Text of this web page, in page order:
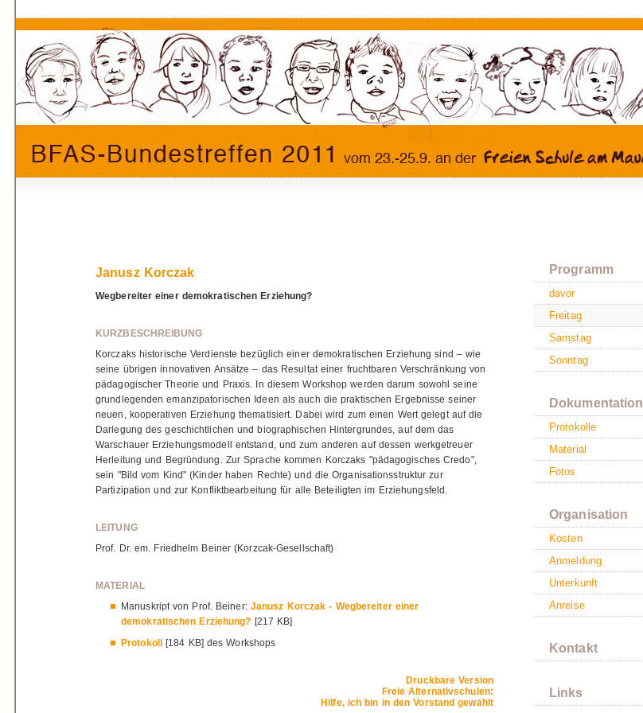
Janusz Korczak
Wegbereiter einer demokratischen Erziehung?
KURZBESCHREIBUNG
Korczaks historische Verdienste bezüglich einer demokratischen Erziehung sind – wie
seine übrigen innovativen Ansätze – das Resultat einer fruchtbaren Verschränkung von
pädagogischer Theorie und Praxis. In diesem Workshop werden darum sowohl seine
grundlegenden emanzipatorischen Ideen als auch die praktischen Ergebnisse seiner
neuen, kooperativen Erziehung thematisiert. Dabei wird zum einen Wert gelegt auf die
Darlegung des geschichtlichen und biographischen Hintergrundes, auf dem das
Warschauer Erziehungsmodell entstand, und zum anderen auf dessen werkgetreuer
Herleitung und Begründung. Zur Sprache kommen Korczaks "pädagogisches Credo",
sein "Bild vom Kind" (Kinder haben Rechte) und die Organisationsstruktur zur
Partizipation und zur Konfliktbearbeitung für alle Beteiligten im Erziehungsfeld.
LEITUNG
Prof. Dr. em. Friedhelm Beiner (Korzcak-Gesellschaft)
MATERIAL
Manuskript von Prof. Beiner: Janusz Korczak - Wegbereiter einer
demokratischen Erziehung? [217 KB]
Protokoll[184 KB] des Workshops
Druckbare Version
Freie Alternativschulen:
Hilfe, ich bin in den Vorstand gewählt
Programm
davor
Freitag
Samstag
Sonntag
Dokumentation
Protokolle
Material
Fotos
Organisation
Kosten
Anmeldung
Unterkunft
Anreise
Kontakt
Links